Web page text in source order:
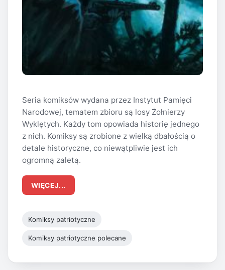
Seria komiksów wydana przez Instytut Pamięci
Narodowej, tematem zbioru są losy Żołnierzy
Wyklętych. Każdy tom opowiada historię jednego
z nich. Komiksy są zrobione z wielką dbałością o
detale historyczne, co niewątpliwie jest ich
ogromną zaletą.
WIĘCEJ...
Komiksy patriotyczne
Komiksy patriotyczne polecane